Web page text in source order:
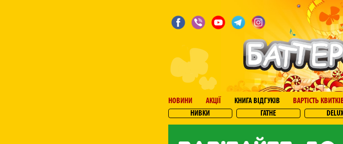
НОВИНИ АКЦІЇ КНИГА ВІДГУКІВ ВАРТІСТЬ
НИВКИ
ГАТНЕ